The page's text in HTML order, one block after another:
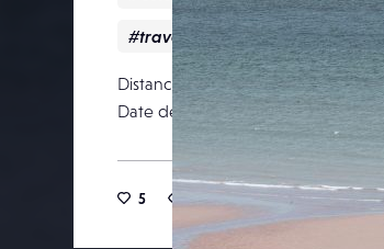
#travel
Distance focale
Date de publication
5 28